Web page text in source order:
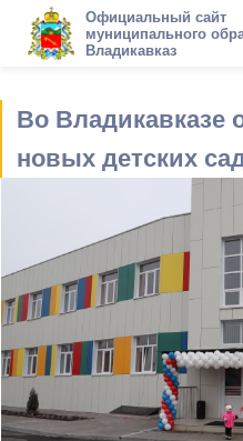
Официальный сайт
муниципального
Владикавказ
Во Владикавказе
новых детских